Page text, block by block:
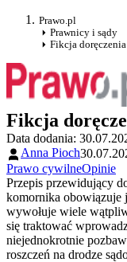
Prawo.pl
Prawnicy i sądy
Fikcja
Fikcja
Data dodania:
Anna Pioch
Prawo cywilneOpinie
Przepis przewidujący
komornika obowiązuje
wywołuje wiele
się traktować
niejednokrotnie
roszczeń na drodze